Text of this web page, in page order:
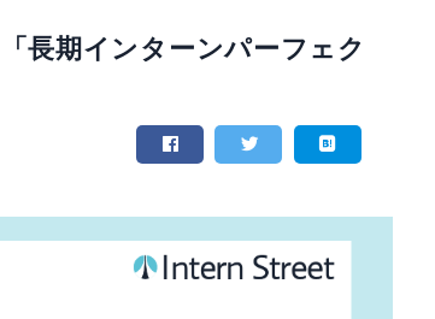
長期インターンパーフェク